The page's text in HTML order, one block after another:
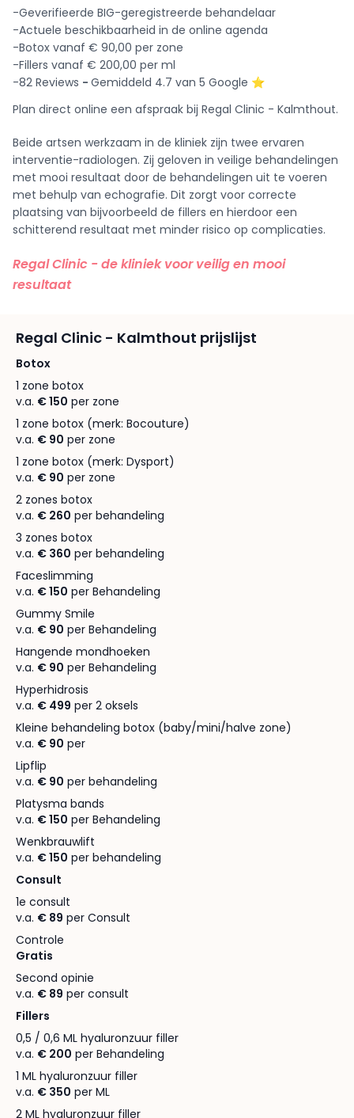
-Geverifieerde BIG-geregistreerde behandelaar
-Actuele beschikbaarheid in de online agenda
-Botox vanaf € 90,00 per zone
-Fillers vanaf € 200,00 per ml
-82 Reviews - Gemiddeld 4.7 van 5 Google ⭐️
Plan direct online een afspraak bij Regal Clinic - Kalmthout.
Beide artsen werkzaam in de kliniek zijn twee ervaren
interventie-radiologen. Zij geloven in veilige behandelingen
met mooi resultaat door de behandelingen uit te voeren
met behulp van echografie. Dit zorgt voor correcte
plaatsing van bijvoorbeeld de fillers en hierdoor een
schitterend resultaat met minder risico op complicaties.
Regal Clinic - de kliniek voor veilig en mooi
resultaat
Regal Clinic - Kalmthout prijslijst
Botox
1 zone botox
v.a. € 150 per zone
1 zone botox (merk: Bocouture)
v.a. € 90 per zone
1 zone botox (merk: Dysport)
v.a. € 90 per zone
2 zones botox
v.a. € 260 per behandeling
3 zones botox
v.a. € 360 per behandeling
Faceslimming
v.a. € 150 per Behandeling
Gummy Smile
v.a. € 90 per Behandeling
Hangende mondhoeken
v.a. € 90 per Behandeling
Hyperhidrosis
v.a. € 499 per 2 oksels
Kleine behandeling botox (baby/mini/halve zone)
v.a. € 90 per
Lipflip
v.a. € 90 per behandeling
Platysma bands
v.a. € 150 per Behandeling
Wenkbrauwlift
v.a. € 150 per behandeling
Consult
1e consult
v.a. € 89 per Consult
Controle
Gratis
Second opinie
v.a. € 89 per consult
Fillers
0,5 / 0,6 ML hyaluronzuur filler
v.a. € 200 per Behandeling
1 ML hyaluronzuur filler
v.a. € 350 per ML
2 ML hyaluronzuur filler